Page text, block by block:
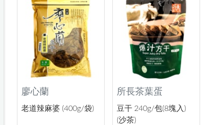
廖心蘭
老道辣麻婆 (400g/袋)
所長茶葉蛋
豆干 240g/包(8塊入)
(沙茶)